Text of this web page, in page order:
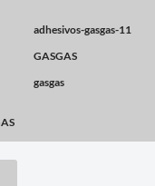
adhesivos-gasgas-11
GASGAS
gasgas